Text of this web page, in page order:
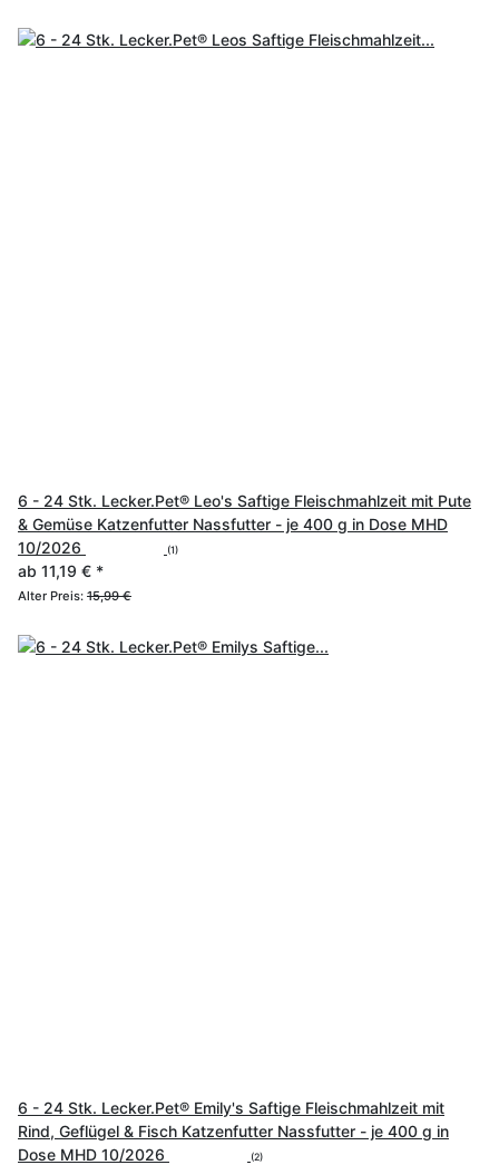
6 - 24 Stk. Lecker.Pet® Leo's Saftige Fleischmahlzeit mit Pute
& Gemüse Katzenfutter Nassfutter - je 400 g in Dose MHD
10/2026
(1)
ab 11,19 € *
Alter Preis: 15,99 €
6 - 24 Stk. Lecker.Pet® Emily's Saftige Fleischmahlzeit mit
Rind, Geflügel & Fisch Katzenfutter Nassfutter - je 400 g in
Dose MHD 10/2026
(2)